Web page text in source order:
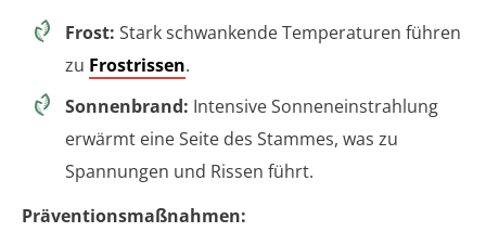
Frost: Stark schwankende Temperaturen führen
zu Frostrissen.
Sonnenbrand: Intensive Sonneneinstrahlung
erwärmt eine Seite des Stammes, was zu
Spannungen und Rissen führt.
Präventionsmaßnahmen: